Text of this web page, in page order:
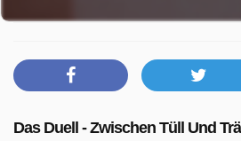
Das Duell - Zwischen Tüll Und